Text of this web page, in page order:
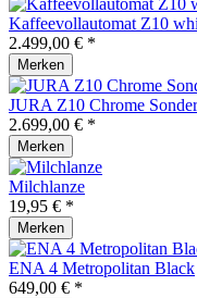
Kaffeevollautomat Z10
2.499,00 € *
Merken
JURA Z10 Chrome
2.699,00 € *
Merken
Milchlanze
19,95 € *
Merken
ENA 4 Metropolitan Black
649,00 € *